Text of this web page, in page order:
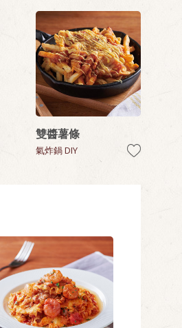
雙醬薯條
氣炸鍋 DIY